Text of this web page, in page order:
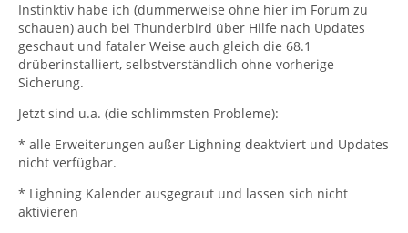
Instinktiv habe ich (dummerweise ohne hier im Forum zu
schauen) auch bei Thunderbird über Hilfe nach Updates
geschaut und fataler Weise auch gleich die 68.1
drüberinstalliert, selbstverständlich ohne vorherige
Sicherung.
Jetzt sind u.a. (die schlimmsten Probleme):
* alle Erweiterungen außer Lighning deaktviert und Updates
nicht verfügbar.
* Lighning Kalender ausgegraut und lassen sich nicht
aktivieren